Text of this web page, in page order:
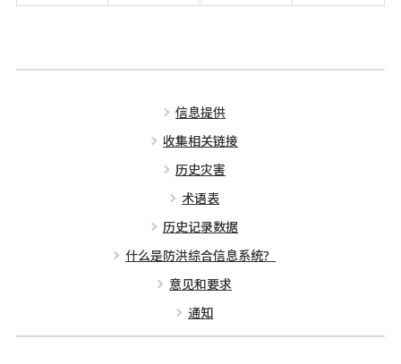
信息提供
收集相关链接
历史灾害
术语表
历史记录数据
什么是防洪综合信息系统？
意见和要求
通知